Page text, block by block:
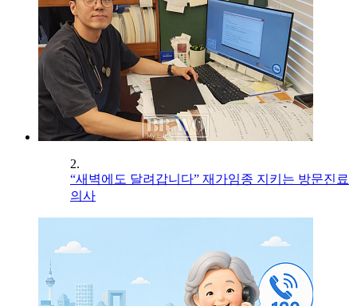
2.
“새벽에도 달려갑니다” 재가임종 지키는 방문진료
의사